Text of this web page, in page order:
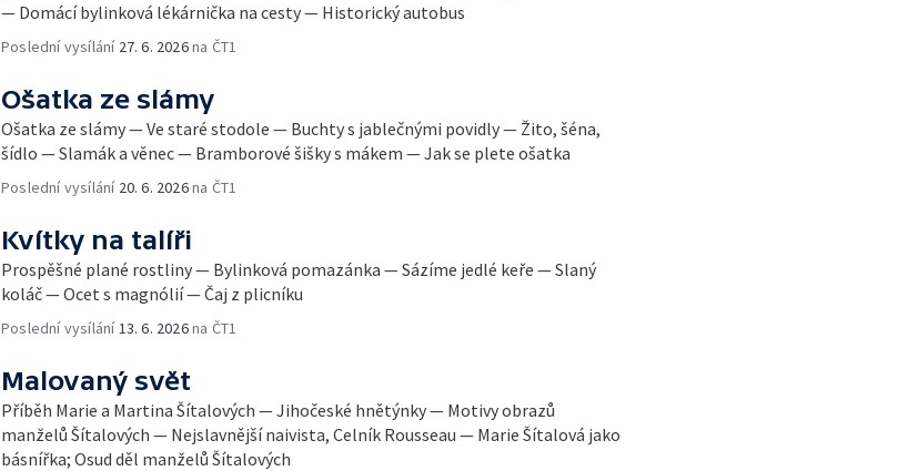
— Domácí bylinková lékárnička na cesty — Historický autobus
Poslední vysílání 27. 6. 2026na ČT1
Ošatka ze slámy
Ošatka ze slámy — Ve staré stodole — Buchty s jablečnými povidly — Žito, šéna,
šídlo — Slamák a věnec — Bramborové šišky s mákem — Jak se plete ošatka
Poslední vysílání 20. 6. 2026na ČT1
Kvítky na talíři
Prospěšné plané rostliny — Bylinková pomazánka — Sázíme jedlé keře — Slaný
koláč — Ocet s magnólií — Čaj z plicníku
Poslední vysílání13. 6. 2026na ČT1
Malovaný svět
Příběh Marie a Martina Šítalových — Jihočeské hnětýnky — Motivy obrazů
manželů Šítalových — Nejslavnější naivista, Celník Rousseau — Marie Šítalová jako
básnířka; Osud děl manželů Šítalových